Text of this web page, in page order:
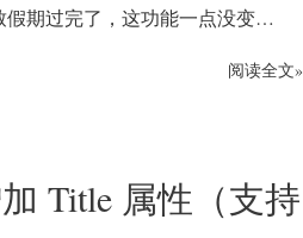
期过完了，这功能一点没变…
阅读全文»
Title 属性（支持